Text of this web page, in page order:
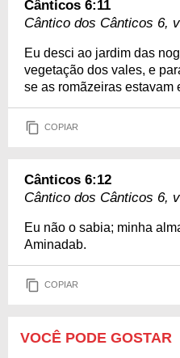
Cânticos 6:11
Cântico dos Cânticos 6,
Eu desci ao jardim das
vegetação dos vales, e
se as romãzeiras estavam
COPIAR
Cânticos 6:12
Cântico dos Cânticos 6,
Eu não o sabia; minha
Aminadab.
COPIAR
VOCÊ PODE GOSTAR